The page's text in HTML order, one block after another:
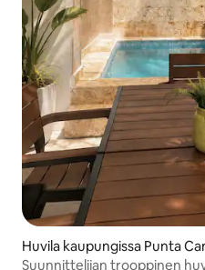
Huvila kaupungissa Punta
Suunnittelijan trooppinen